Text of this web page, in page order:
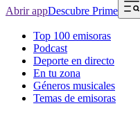
Abrir appDescubre Prime
Top 100 emisoras
Podcast
Deporte en directo
En tu zona
Géneros musicales
Temas de emisoras